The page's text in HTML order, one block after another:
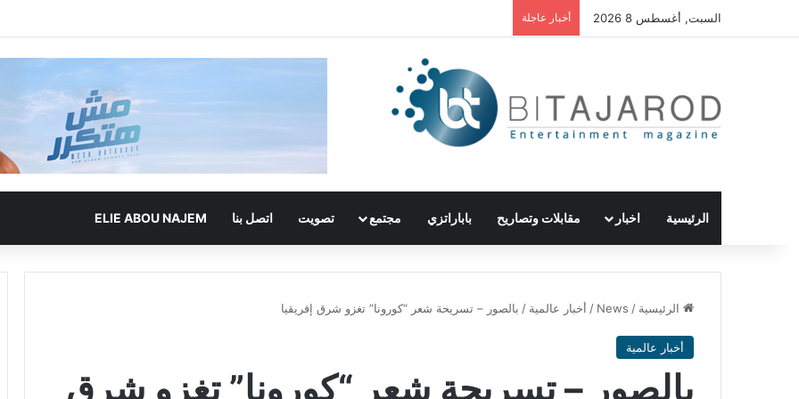
السبت, أغسطس 8 2026 أخبار عاجلة
الرئيسية اخبار مقابلات وتصاريح باباراتزي مجتمع تصويت اتصل بنا ELIE ABOU NAJEM
الرئيسية /
News
/ أخبار عالمية / بالصور – تسريحة شعر “كورونا” تغزو شرق إفريقيا
أخبار عالمية
بالصور – تسريحة شعر “كورونا” تغزو شرق